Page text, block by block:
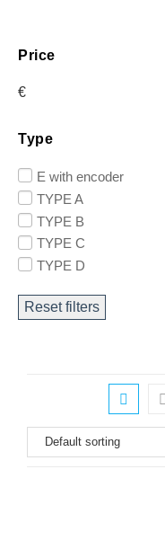
Price
€
Type
E with encoder
TYPE A
TYPE B
TYPE C
TYPE D
Reset filters